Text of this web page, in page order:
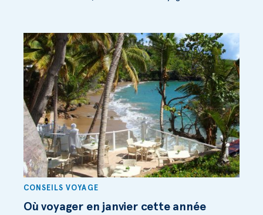
CONSEILS VOYAGE
Où voyager en janvier cette année